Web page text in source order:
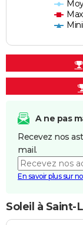
A ne pas
Recevez nos
mail.
En savoir plus sur
Soleil à Saint-